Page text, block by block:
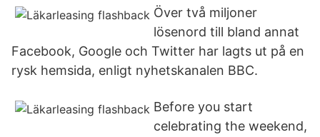
Över två miljoner
lösenord till bland annat
Facebook, Google och Twitter har lagts ut på en
rysk hemsida, enligt nyhetskanalen BBC.
Before you start
celebrating the weekend,